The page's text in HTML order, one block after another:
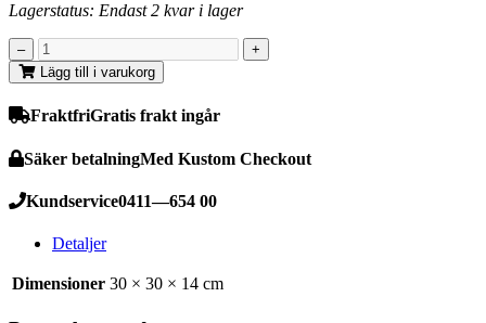
Lagerstatus: Endast 2 kvar i lager
Lägg till i varukorg
FraktfriGratis frakt ingår
Säker betalningMed Kustom Checkout
Kundservice0411—654 00
Detaljer
Dimensioner 30 × 30 × 14 cm